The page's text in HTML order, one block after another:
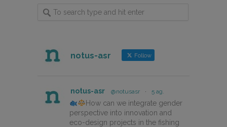
notus-asr Follow
notus-asr @notusasr · 5 ag.
How can we integrate gender
perspective into innovation and
eco-design projects in the fishing